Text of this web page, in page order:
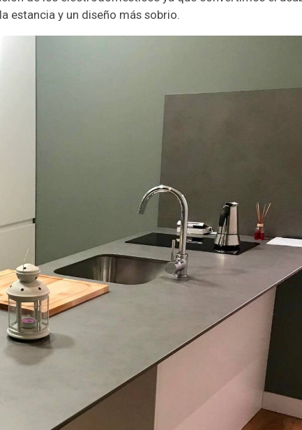
estancia y un diseño más sobrio.